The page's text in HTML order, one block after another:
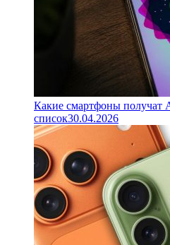
Какие смартфоны получат
список30.04.2026